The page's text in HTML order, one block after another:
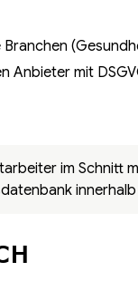
Branchen
Anbieter mit
im Schnitt